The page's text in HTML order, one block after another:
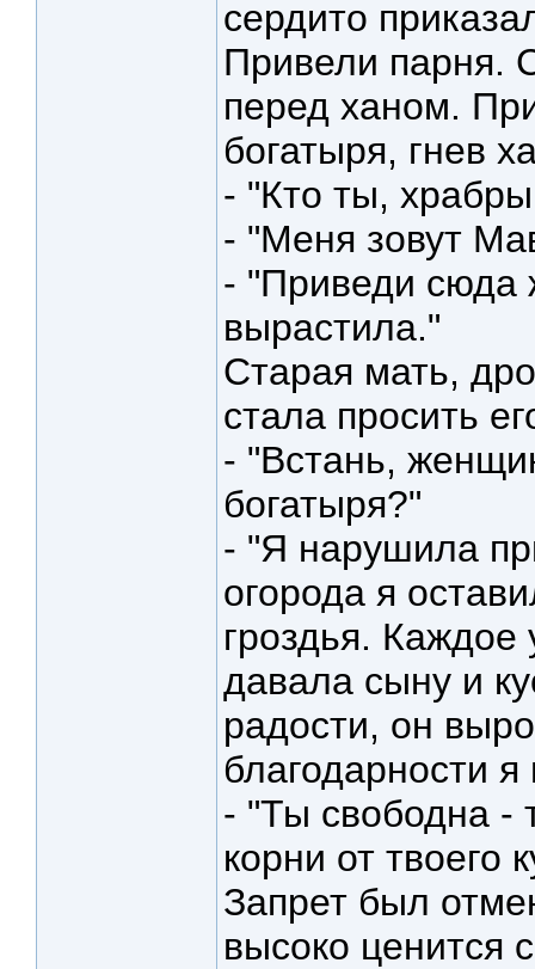
сердито
Привели парня.
перед ханом.
богатыря, гнев
- "Кто ты,
- "Меня зовут
- "Приведи сюда
вырастила."
Старая мать,
стала просить
- "Встань,
богатыря?"
- "Я нарушила
огорода я
гроздья. Каждое
давала сыну и
радости, он
благодарности
- "Ты свободна -
корни от твоего
Запрет был
высоко ценится